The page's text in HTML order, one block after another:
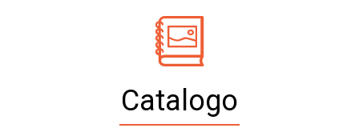
Catalogo